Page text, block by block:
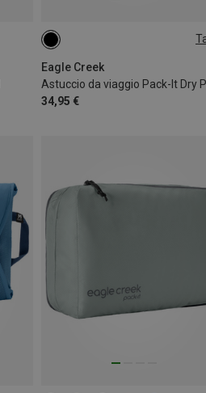
Eagle Creek
34,95 €
ONE SIZE